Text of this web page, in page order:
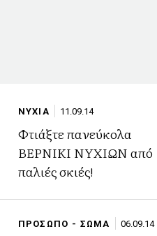
ΝΥΧΙΑ 11.09.14
Φτιάξτε πανεύκολα
ΒΕΡΝΙΚΙ ΝΥΧΙΩΝ από
παλιές σκιές!
ΠΡΟΣΩΠΟ - ΣΩΜΑ 06.09.14